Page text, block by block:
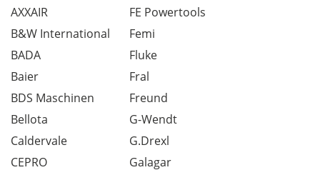
AXXAIR
B&W International
BADA
Baier
BDS Maschinen
Bellota
Caldervale
CEPRO
FE Powertools
Femi
Fluke
Fral
Freund
G-Wendt
G.Drexl
Galagar